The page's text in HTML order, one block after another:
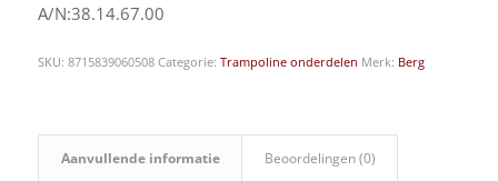
A/N:38.14.67.00
SKU: 8715839060508 Categorie: Trampoline onderdelen Merk: Berg
Aanvullende informatie Beoordelingen (0)